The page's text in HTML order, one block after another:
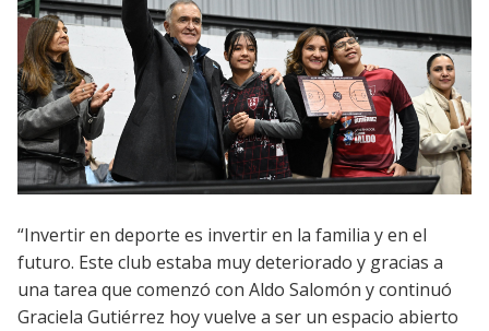
“Invertir en deporte es invertir en la familia y en el
futuro. Este club estaba muy deteriorado y gracias a
una tarea que comenzó con Aldo Salomón y continuó
Graciela Gutiérrez hoy vuelve a ser un espacio abierto